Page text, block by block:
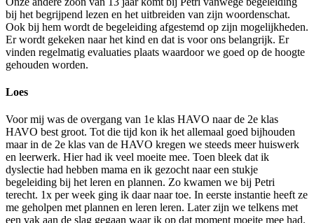
bij het begrijpend lezen en het uitbreiden van zijn woordenschat.
Ook bij hem wordt de begeleiding afgestemd op zijn mogelijkheden.
Er wordt gekeken naar het kind en dat is voor ons belangrijk. Er
vinden regelmatig evaluaties plaats waardoor we goed op de hoogte
gehouden worden.
Loes
Voor mij was de overgang van 1e klas HAVO naar de 2e klas
HAVO best groot. Tot die tijd kon ik het allemaal goed bijhouden
maar in de 2e klas van de HAVO kregen we steeds meer huiswerk
en leerwerk. Hier had ik veel moeite mee. Toen bleek dat ik
dyslectie had hebben mama en ik gezocht naar een stukje
begeleiding bij het leren en plannen. Zo kwamen we bij Petri
terecht. 1x per week ging ik daar naar toe. In eerste instantie heeft ze
me geholpen met plannen en leren leren. Later zijn we telkens met
een vak aan de slag gegaan waar ik op dat moment moeite mee had.